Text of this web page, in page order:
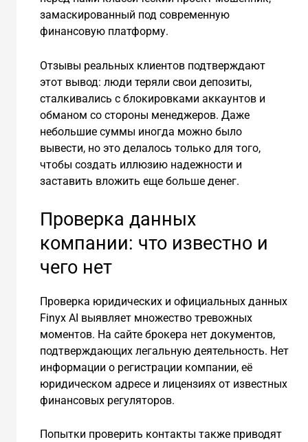
замаскированный под современную
финансовую платформу.
Отзывы реальных клиентов подтверждают
этот вывод: люди теряли свои депозиты,
сталкивались с блокировками аккаунтов и
обманом со стороны менеджеров. Даже
небольшие суммы иногда можно было
вывести, но это делалось только для того,
чтобы создать иллюзию надежности и
заставить вложить еще больше денег.
Проверка данных
компании: что известно и
чего нет
Проверка юридических и официальных данных
Finyx AI выявляет множество тревожных
моментов. На сайте брокера нет документов,
подтверждающих легальную деятельность. Нет
информации о регистрации компании, её
юридическом адресе и лицензиях от известных
финансовых регуляторов.
Попытки проверить контакты также приводят